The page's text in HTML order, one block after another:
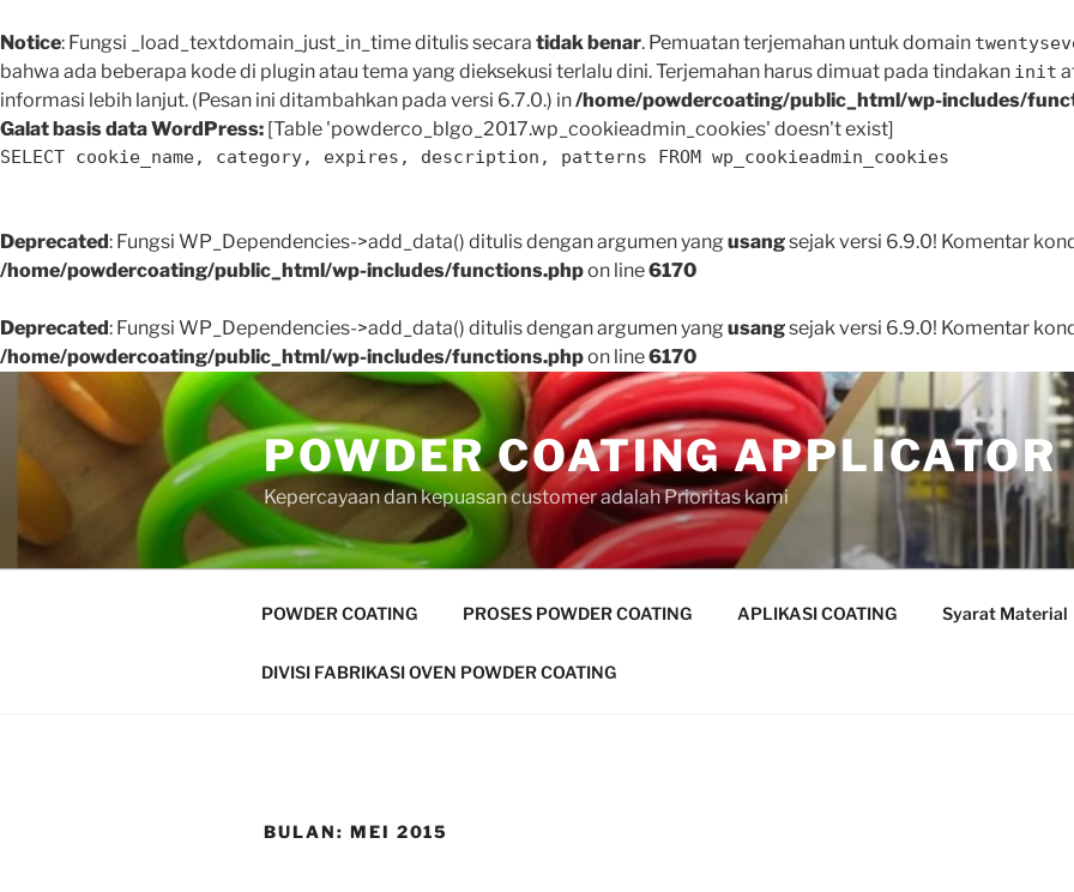
Notice: Fungsi _load_textdomain_just_in_time ditulis secara tidak benar. Pemuatan terjemahan untuk domain
bahwa ada beberapa kode di plugin atau tema yang dieksekusi terlalu dini. Terjemahan harus dimuat pada tindakan init
informasi lebih lanjut. (Pesan ini ditambahkan pada versi 6.7.0.) in/home/powdercoating/public_html/wp-includes/
Galat basis data WordPress: [Table 'powderco_blgo_2017.wp_cookieadmin_cookies' doesn't exist]
SELECT cookie_name, category, expires, description, patterns FROM wp_cookieadmin_cookies
Deprecated: Fungsi WP_Dependencies->add_data() ditulis dengan argumen yang usangsejak versi 6.9.0! Komentar
/home/powdercoating/public_html/wp-includes/functions.phpon line6170
Deprecated: Fungsi WP_Dependencies->add_data() ditulis dengan argumen yang usangsejak versi 6.9.0! Komentar
/home/powdercoating/public_html/wp-includes/functions.phpon line6170
Skip
POWDER COATING APPLICATOR
Kepercayaan dan kepuasan customer adalah Prioritas kami
POWDER COATING PROSES POWDER COATING APLIKASI COATING Syarat Material
DIVISI FABRIKASI OVEN POWDER COATING
BULAN: MEI 2015